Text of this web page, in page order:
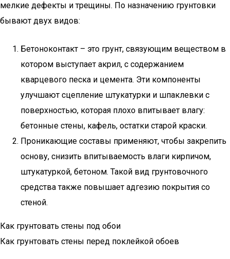
мелкие дефекты и трещины. По назначению грунтовки
бывают двух видов:
Бетоноконтакт – это грунт, связующим веществом в
котором выступает акрил, с содержанием
кварцевого песка и цемента. Эти компоненты
улучшают сцепление штукатурки и шпаклевки с
поверхностью, которая плохо впитывает влагу:
бетонные стены, кафель, остатки старой краски.
Проникающие составы применяют, чтобы закрепить
основу, снизить впитываемость влаги кирпичом,
штукатуркой, бетоном. Такой вид грунтовочного
средства также повышает адгезию покрытия со
стеной.
Как грунтовать стены под обои
Как грунтовать стены перед поклейкой обоев